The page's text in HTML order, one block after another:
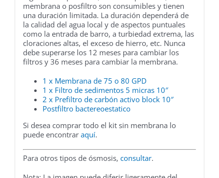
membrana o posfiltro son consumibles y tienen
una duración limitada. La duración dependerá de
la calidad del agua local y de aspectos puntuales
como la entrada de barro, a turbiedad extrema, las
cloraciones altas, el exceso de hierro, etc. Nunca
debe superarse los 12 meses para cambiar los
filtros y 36 meses para cambiar la membrana.
1 x Membrana de 75 o 80 GPD
1 x Filtro de sedimentos 5 micras 10″
2 x Prefiltro de carbón activo block 10″
Postfiltro bactereoestatico
Si desea comprar todo el kit sin membrana lo
puede encontrar aquí.
Para otros tipos de ósmosis, consultar.